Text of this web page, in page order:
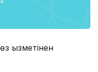
қызметінен